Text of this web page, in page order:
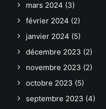
mars 2024 (3)
février 2024 (2)
janvier 2024 (5)
décembre 2023 (2)
novembre 2023 (2)
octobre 2023 (5)
septembre 2023 (4)